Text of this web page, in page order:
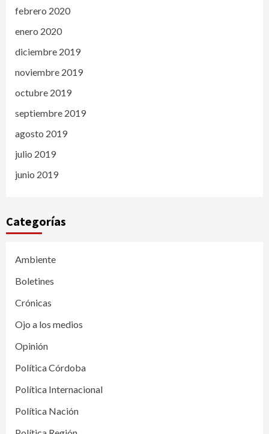
febrero 2020
enero 2020
diciembre 2019
noviembre 2019
octubre 2019
septiembre 2019
agosto 2019
julio 2019
junio 2019
Categorías
Ambiente
Boletines
Crónicas
Ojo a los medios
Opinión
Política Córdoba
Política Internacional
Política Nación